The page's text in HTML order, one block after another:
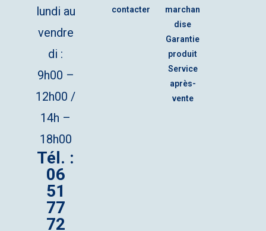
lundi au
vendre
di :
9h00 –
12h00 /
14h –
18h00
Tél. :
06
51
77
72
contacter
marchan
dise
Garantie
produit
Service
après-
vente